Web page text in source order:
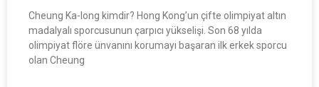
Cheung Ka-long kimdir? Hong Kong’un çifte olimpiyat altın
madalyalı sporcusunun çarpıcı yükselişi. Son 68 yılda
olimpiyat flöre ünvanını korumayı başaran ilk erkek sporcu
olan Cheung